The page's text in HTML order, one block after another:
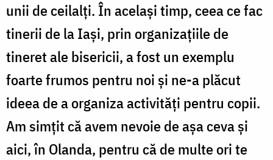
unii de ceilalți. În același timp, ceea ce fac
tinerii de la Iași, prin organizațiile de
tineret ale bisericii, a fost un exemplu
foarte frumos pentru noi și ne-a plăcut
ideea de a organiza activități pentru copii.
Am simțit că avem nevoie de așa ceva și
aici, în Olanda, pentru că de multe ori te